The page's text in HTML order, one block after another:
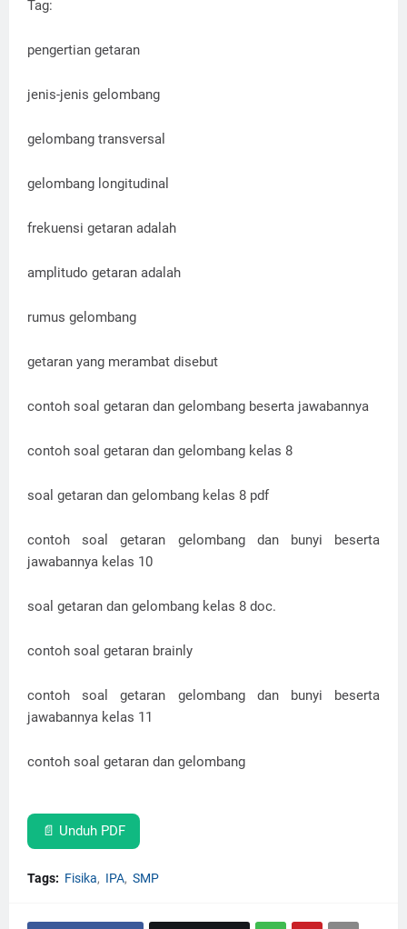
Tag:
pengertian getaran
jenis-jenis gelombang
gelombang transversal
gelombang longitudinal
frekuensi getaran adalah
amplitudo getaran adalah
rumus gelombang
getaran yang merambat disebut
contoh soal getaran dan gelombang beserta jawabannya
contoh soal getaran dan gelombang kelas 8
soal getaran dan gelombang kelas 8 pdf
contoh soal getaran gelombang dan bunyi beserta
jawabannya kelas 10
soal getaran dan gelombang kelas 8 doc.
contoh soal getaran brainly
contoh soal getaran gelombang dan bunyi beserta
jawabannya kelas 11
contoh soal getaran dan gelombang
📄 Unduh PDF
Tags: Fisika IPA SMP